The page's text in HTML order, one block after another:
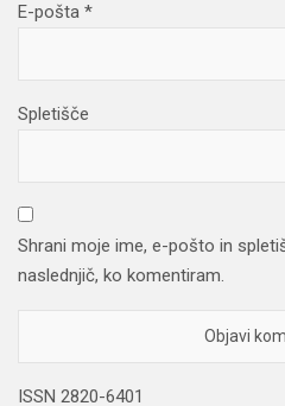
E-pošta *
Spletišče
Shrani moje ime, e-pošto in
naslednjič, ko komentiram.
ISSN 2820-6401